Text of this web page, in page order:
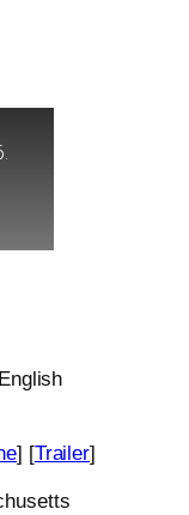
] [Trailer]